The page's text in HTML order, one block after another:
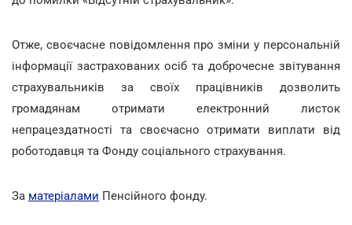
Отже, своєчасне повідомлення про зміни у персональній
інформації застрахованих осіб та доброчесне звітування
страхувальників за своїх працівників дозволить
громадянам отримати електронний листок
непрацездатності та своєчасно отримати виплати від
роботодавця та Фонду соціального страхування.
За матеріалами Пенсійного фонду.